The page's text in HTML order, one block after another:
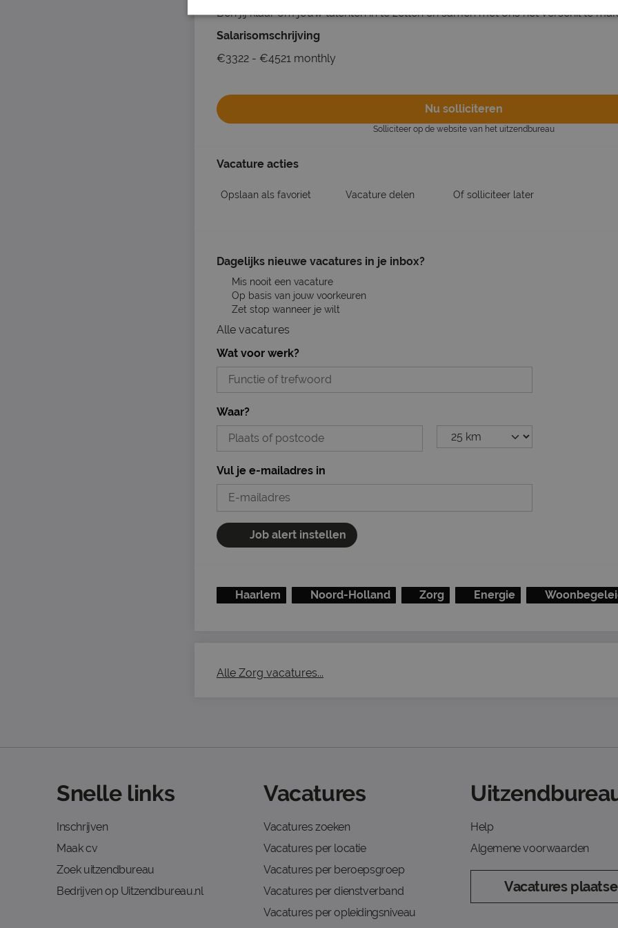
Ben jij klaar om jouw talenten in te zetten en samen met ons het verschil te
Salarisomschrijving
€3322 - €4521 monthly
Nu solliciteren
Solliciteer op de website van het uitzendbureau
Vacature acties
Opslaan als favoriet Vacature delen Of solliciteer later
Dagelijks nieuwe vacatures in je inbox?
Mis nooit een vacature
Op basis van jouw voorkeuren
Zet stop wanneer je wilt
Alle vacatures
Wat voor werk?
Waar?
Vul je e-mailadres in
Job alert instellen
Haarlem Noord-Holland Zorg Energie
Alle Zorg vacatures...
Snelle links
Inschrijven
Maak cv
Zoek uitzendbureau
Bedrijven op Uitzendbureau.nl
Vacatures
Vacatures zoeken
Vacatures per locatie
Vacatures per beroepsgroep
Vacatures per dienstverband
Vacatures per opleidingsniveau
Help
Algemene voorwaarden
Vacatures